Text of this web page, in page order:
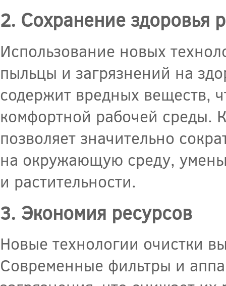
2. Сохранение здоровья
Использование новых
пыльцы и загрязнений на
содержит вредных веществ,
комфортной рабочей среды.
позволяет значительно
на окружающую среду,
и растительности.
3. Экономия ресурсов
Новые технологии очистки
Современные фильтры и